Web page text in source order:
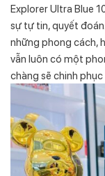
Explorer Ultra Blue
sự tự tin, quyết
những phong cách,
vẫn luôn có một
chàng sẽ chinh